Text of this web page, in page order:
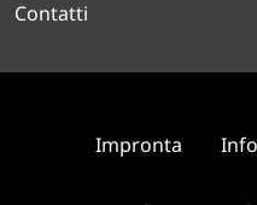
Contatti
Impronta